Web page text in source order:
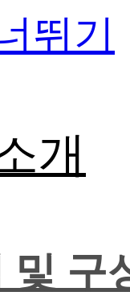
뛰기
개
및 구